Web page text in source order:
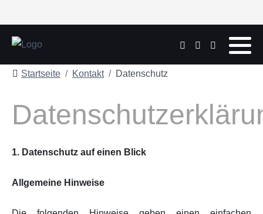
Startseite Kontakt Datenschutz
1. Datenschutz auf einen Blick
Allgemeine Hinweise